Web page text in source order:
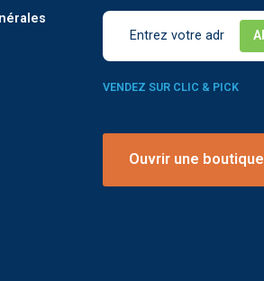
VENDEZ SUR CLIC & PICK
Ouvrir une boutique